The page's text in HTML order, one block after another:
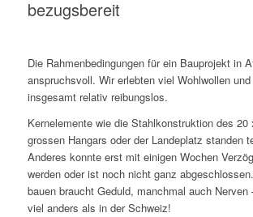
bezugsbereit
Die Rahmenbedingungen für ein Bauprojekt in
anspruchsvoll. Wir erlebten viel Wohlwollen
insgesamt relativ reibungslos.
Kernelemente wie die Stahlkonstruktion des 20
grossen Hangars oderder Landeplatz standen
Anderes konnte erst mit einigen Wochen
werden oder ist noch nicht ganz
bauen braucht Geduld, manchmal auch
viel anders als in der Schweiz!